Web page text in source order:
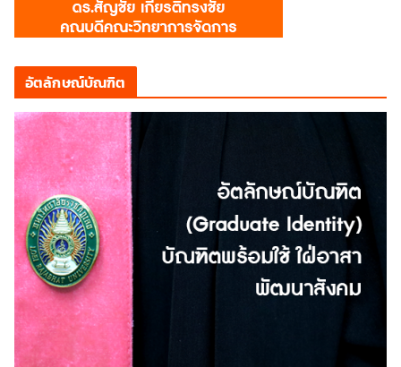
อัตลักษณ์บัณฑิต